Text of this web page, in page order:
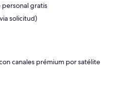
gratis
solicitud)
canales prémium por satélite